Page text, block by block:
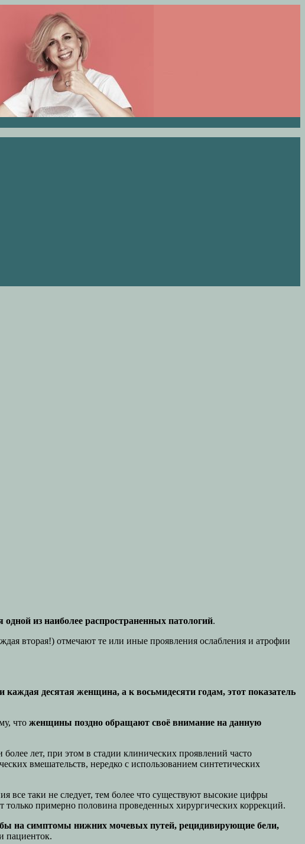
из наиболее распространенных патологий.
вторая!) отмечают те или иные проявления ослабления и атрофии
десятая женщина, а к восьмидесяти годам, этот показатель
что женщины поздно обращают своё внимание на данную
лет, при этом в стадии клинических проявлений часто
вмешательств, нередко с использованием синтетических
все таки не следует, тем более что существуют высокие цифры
только примерно половина проведенных хирургических коррекций.
на симптомы нижних мочевых путей, рецидивирующие бели,
пациенток.